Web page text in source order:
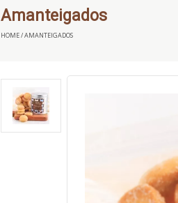
Amanteigados
HOME / AMANTEIGADOS